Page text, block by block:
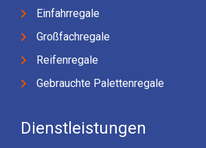
Einfahrregale
Großfachregale
Reifenregale
Gebrauchte Palettenregale
Dienstleistungen